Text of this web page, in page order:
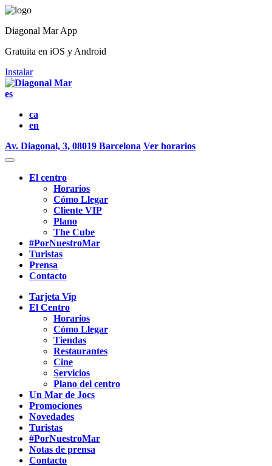
Diagonal Mar App
Gratuita en iOS y Android
Instalar
es
ca
en
Av. Diagonal, 3, 08019 Barcelona Ver horarios
El centro
Horarios
Cómo Llegar
Cliente VIP
Plano
The Cube
#PorNuestroMar
Turistas
Prensa
Contacto
Tarjeta Vip
El Centro
Horarios
Cómo Llegar
Tiendas
Restaurantes
Cine
Servicios
Plano del centro
Un Mar de Jocs
Promociones
Novedades
Turistas
#PorNuestroMar
Notas de prensa
Contacto